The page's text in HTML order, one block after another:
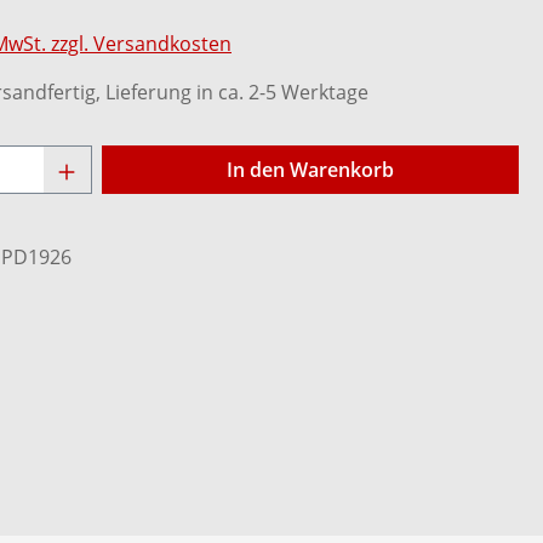
zzgl. Versandkosten
Lieferung in ca. 2-5 Werktage
Gib den gewünschten Wert
In den Warenkorb
PD1926